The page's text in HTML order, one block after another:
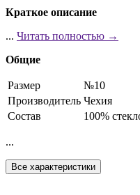
Краткое описание
... Читать полностью →
Общие
Размер
№10
Производитель Чехия
Состав
100%
...
Все характеристики